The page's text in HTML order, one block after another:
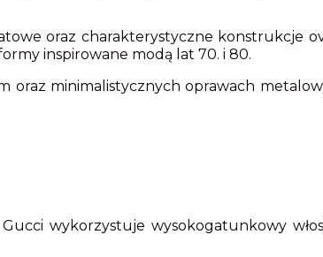
oraz charakterystyczne konstrukcje
inspirowane modą lat 70. i 80.
oraz minimalistycznych oprawach
wykorzystuje wysokogatunkowy